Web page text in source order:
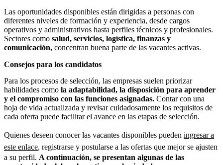
Las oportunidades disponibles están dirigidas a personas con
diferentes niveles de formación y experiencia, desde cargos
operativos y administrativos hasta perfiles técnicos y profesionales.
Sectores como salud, servicios, logística, finanzas y
comunicación, concentran buena parte de las vacantes activas.
Consejos para los candidatos
Para los procesos de selección, las empresas suelen priorizar
habilidades como la adaptabilidad, la disposición para aprender
y el compromiso con las funciones asignadas. Contar con una
hoja de vida actualizada y revisar cuidadosamente los requisitos de
cada oferta puede facilitar el avance en las etapas de selección.
Quienes deseen conocer las vacantes disponibles pueden ingresar a
este enlace, registrarse y postularse a las ofertas que mejor se ajusten
a su perfil. A continuación, se presentan algunas de las